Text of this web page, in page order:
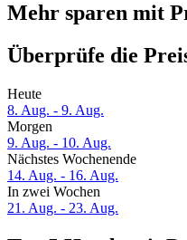
Mehr sparen mit
Überprüfe die
Heute
8. Aug. - 9. Aug.
Morgen
9. Aug. - 10. Aug.
Nächstes Wochenende
14. Aug. - 16. Aug.
In zwei Wochen
21. Aug. - 23. Aug.